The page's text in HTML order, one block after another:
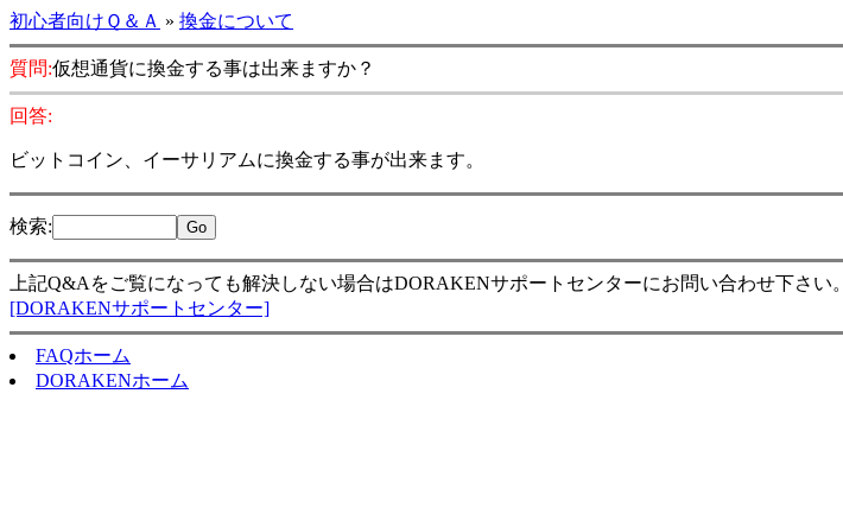
初心者向けＱ＆Ａ » 換金について
質問:仮想通貨に換金する事は出来ますか？
回答:
ビットコイン、イーサリアムに換金する事が出来ます。
検索:
上記Q&Aをご覧になっても解決しない場合はDORAKENサポートセンターにお問い合わせ下さい。
[DORAKENサポートセンター]
FAQホーム
DORAKENホーム